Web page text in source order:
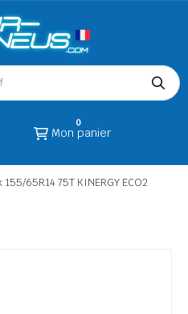
Mon panier
0
65R14 75T KINERGY ECO2